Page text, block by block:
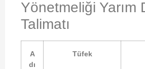
Yönetmeliği Yarım
Talimatı
A
dı
Tüfek